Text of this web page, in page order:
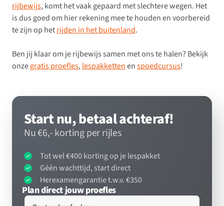
rijbewijs, komt het vaak gepaard met slechtere wegen. Het
is dus goed om hier rekening mee te houden en voorbereid
te zijn op hetrijden in het buitenland.
Ben jij klaar om je rijbewijs samen met ons te halen? Bekijk
onzegratis proefles,lespakkettenenspoedcursus!
Start nu, betaal achteraf!
Nu €6,- korting per rijles
Tot wel €400 korting op je lespakket
Géén wachttijd, start direct
Herexamengarantie t.w.v. €350
Plan direct jouw proefles